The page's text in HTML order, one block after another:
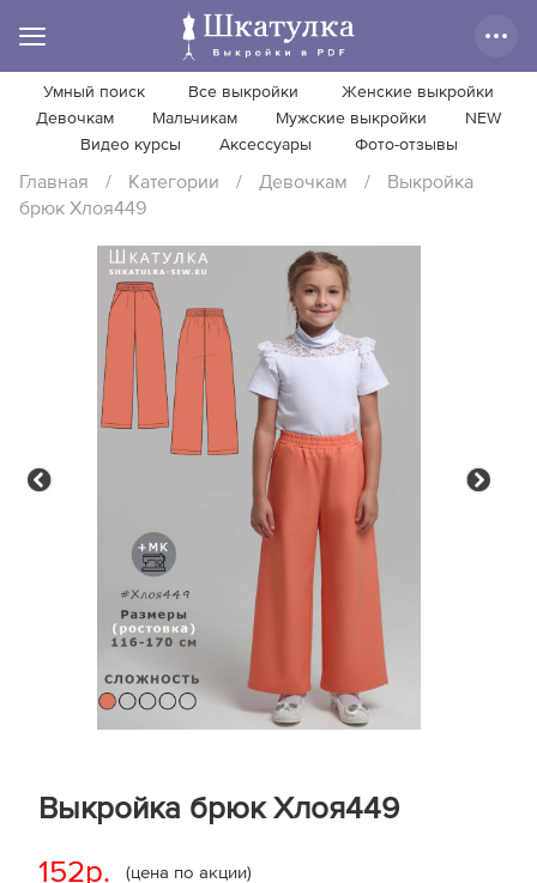
Умный поиск Все выкройки
Женские выкройки
Девочкам
Мальчикам Мужские выкройки
NEW
Видео курсы
Аксессуары Фото-отзывы
Главная / Категории / Девочкам /
Выкройка
брюк Хлоя449
Выкройка брюк Хлоя449
152р. (цена по акции)